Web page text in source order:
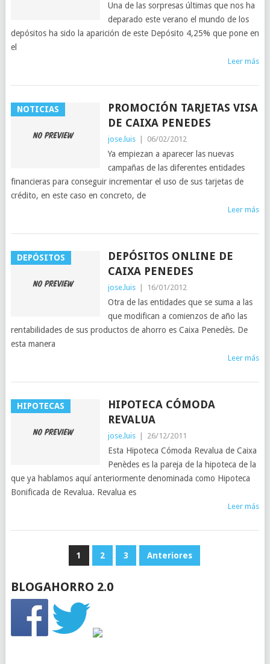
Una de las sorpresas últimas que nos ha
deparado este verano el mundo de los
depósitos ha sido la aparición de este Depósito 4,25% que pone en
el
Leer más
NOTICIAS
PROMOCIÓN TARJETAS VISA
DE CAIXA PENEDES
jose.luis 06/02/2012
Ya empiezan a aparecer las nuevas
campañas de las diferentes entidades
financieras para conseguir incrementar el uso de sus tarjetas de
crédito, en este caso en concreto, de
Leer más
DEPÓSITOS
DEPÓSITOS ONLINE DE
CAIXA PENEDES
jose.luis 16/01/2012
Otra de las entidades que se suma a las
que modifican a comienzos de año las
rentabilidades de sus productos de ahorro es Caixa Penedès. De
esta manera
Leer más
HIPOTECAS
HIPOTECA CÓMODA
REVALUA
jose.luis 26/12/2011
Esta Hipoteca Cómoda Revalua de Caixa
Penèdes es la pareja de la hipoteca de la
que ya hablamos aquí anteriormente denominada como Hipoteca
Bonificada de Revalua. Revalua es
Leer más
PAGINACIÓN
ENTRADAS
1 2 3 Anteriores
BLOGAHORRO 2.0